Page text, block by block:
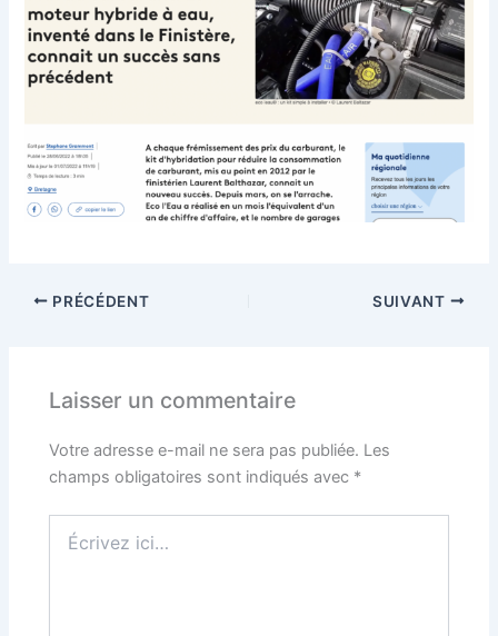
PRÉCÉDENT SUIVANT
Laisser un commentaire
Votre adresse e-mail ne sera pas publiée. Les
champs obligatoires sont indiqués avec *
ici…